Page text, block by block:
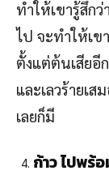
ทำให้เขารู้สึก
ไป จะทำให้เข
ตั้งแต่ต้นเสียอี
และเลวร้ายเ
เลยก็มี
ก้าว ไปพร้